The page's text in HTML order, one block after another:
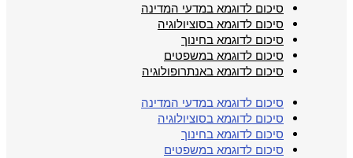
סיכום לדוגמא במדעי המדינה
סיכום לדוגמא בסוציולוגיה
סיכום לדוגמא בחינוך
סיכום לדוגמא במשפטים
סיכום לדוגמא באנתרופולוגיה
סיכום לדוגמא במדעי המדינה
סיכום לדוגמא בסוציולוגיה
סיכום לדוגמא בחינוך
סיכום לדוגמא במשפטים